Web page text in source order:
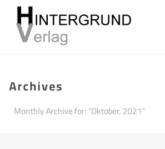
Archives
Monthly Archive for: "Oktober, 2021"